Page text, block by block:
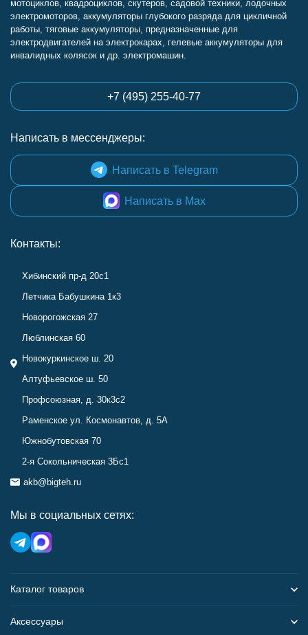
мотоциклов, квадроциклов, скутеров, садовой техники, лодочных
электромоторов, аккумуляторы глубокого разряда для цикличной
работы, тяговые аккумуляторы, предназначенные для
электродвигателей на электрокарах, гелевые аккумуляторы для
инвалидных колясок и др. электромашин.
+7 (495) 255-40-77
Написать в мессенджеры:
Написать в Telegram
Написать в Max
Контакты:
Хибинский пр-д 20с1
Летчика Бабушкина 1к3
Новорогожская 27
Люблинская 60
Новокуркинское ш. 20
Алтуфьевское ш. 50
Профсоюзная, д. 30к3с2
Раменское ул. Космонавтов, д. 5А
Южнобутовская 70
2-я Сокольническая 3Бс1
akb@bigteh.ru
Мы в социальных сетях:
Каталог товаров
Аксессуары